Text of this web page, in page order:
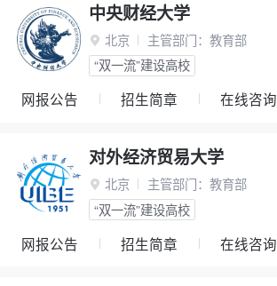
中央财经大学
 北京 主管部门： 教育部
“双一流”建设高校
网报公告 招生简章 在线咨询
对外经济贸易大学
 北京 主管部门： 教育部
“双一流”建设高校
网报公告 招生简章 在线咨询